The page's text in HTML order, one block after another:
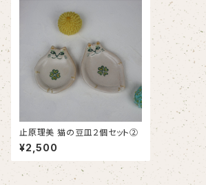
止原理美 猫の豆皿２個セット②
¥2,500